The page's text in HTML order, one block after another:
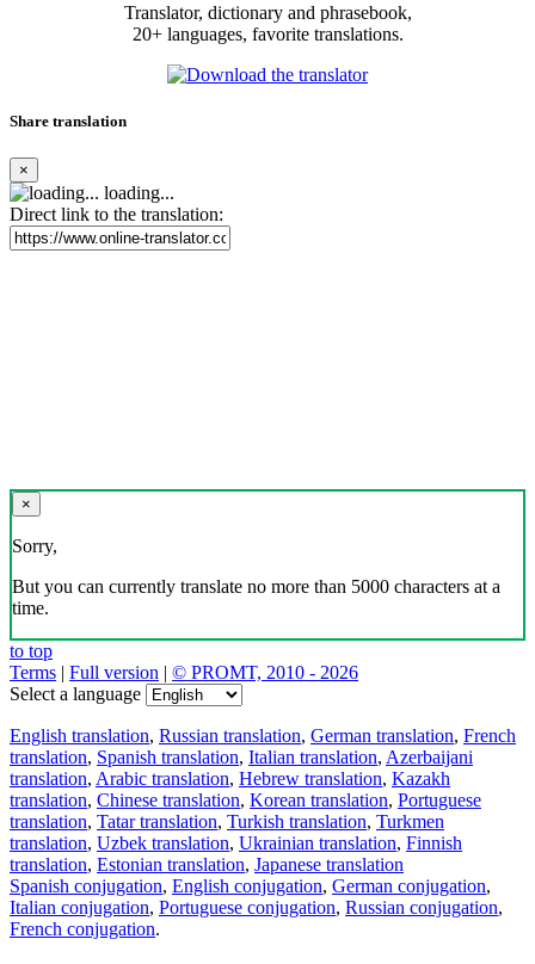
Translator, dictionary and phrasebook,
20+ languages, favorite translations.
Share translation
×
loading...
Direct link to the translation:
×
Sorry,
But you can currently translate no more than 5000 characters at a
time.
to top
Terms | Full version | © PROMT, 2010 - 2026
Select a language
English translation, Russian translation, German translation, French
translation, Spanish translation, Italian translation, Azerbaijani
translation, Arabic translation, Hebrew translation, Kazakh
translation, Chinese translation, Korean translation, Portuguese
translation, Tatar translation, Turkish translation, Turkmen
translation, Uzbek translation, Ukrainian translation, Finnish
translation, Estonian translation, Japanese translation
Spanish conjugation, English conjugation, German conjugation,
Italian conjugation, Portuguese conjugation, Russian conjugation,
French conjugation.